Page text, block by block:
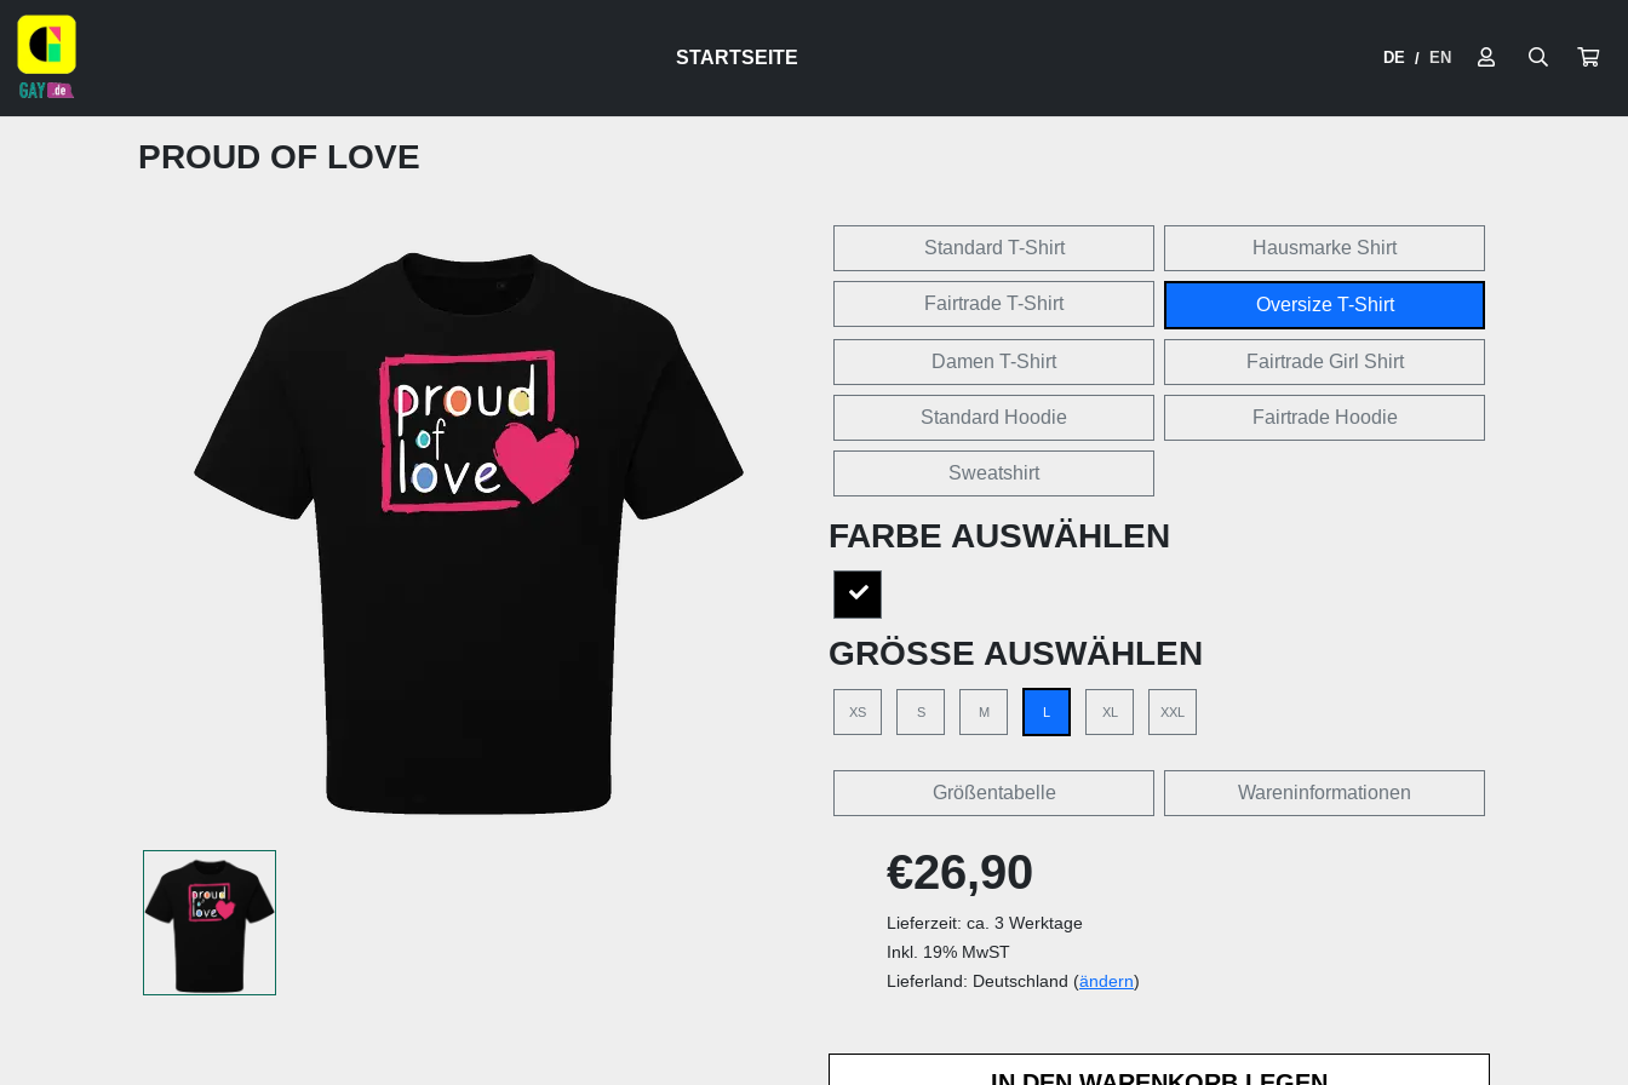
STARTSEITE DE / EN
PROUD OF LOVE
Standard T-Shirt Hausmarke Shirt
Fairtrade T-Shirt Oversize T-Shirt
Damen T-Shirt Fairtrade Girl Shirt
Standard Hoodie Fairtrade Hoodie
Sweatshirt
FARBE AUSWÄHLEN
GRÖSSE AUSWÄHLEN
XS S M L XL XXL
Größentabelle Wareninformationen
€26,90
Lieferzeit: ca. 3 Werktage
Inkl. 19% MwST
Lieferland: Deutschland (ändern)